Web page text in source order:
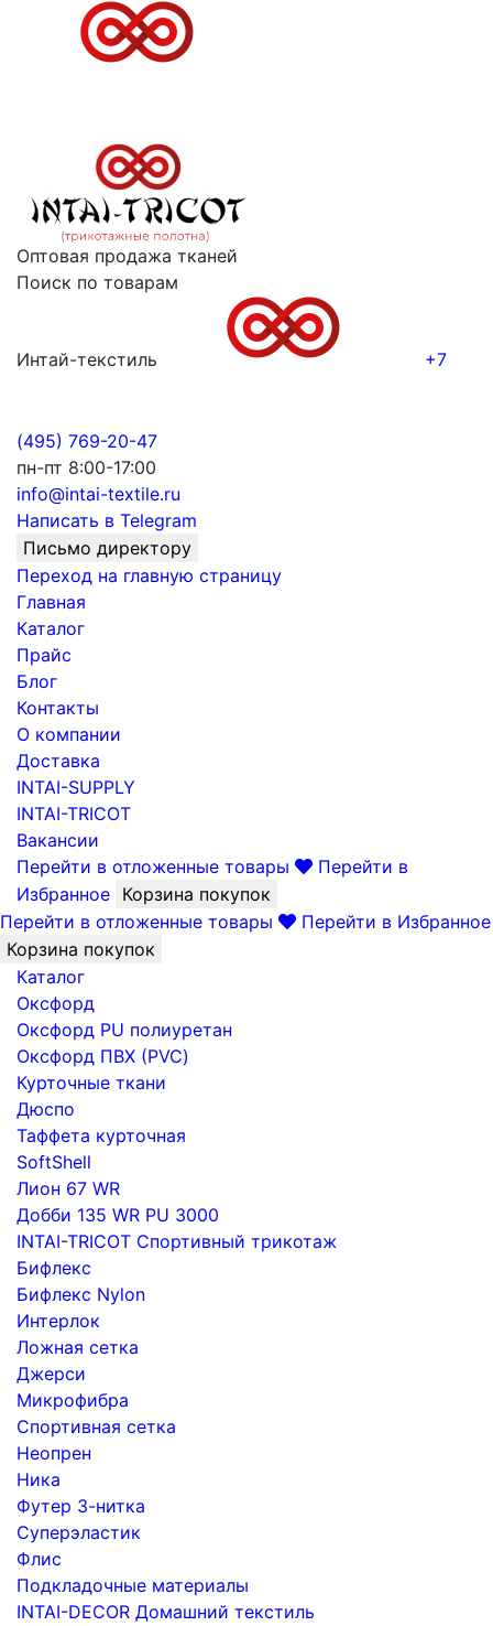
Оптовая продажа тканей
Поиск по товарам
Интай-текстиль +7
(495) 769-20-47
пн-пт 8:00-17:00
info@intai-textile.ru
Написать в Telegram
Письмо директору
Переход на главную страницу
Главная
Каталог
Прайс
Блог
Контакты
О компании
Доставка
INTAI-SUPPLY
INTAI-TRICOT
Вакансии
Перейти в отложенные товары
Перейти в
Избранное Корзина покупок
Перейти в отложенные товары
Перейти в Избранное
Корзина покупок
Каталог
Оксфорд
Оксфорд PU полиуретан
Оксфорд ПВХ (PVC)
Курточные ткани
Дюспо
Таффета курточная
SoftShell
Лион 67 WR
Добби 135 WR PU 3000
INTAI-TRICOT Спортивный трикотаж
Бифлекс
Бифлекс Nylon
Интерлок
Ложная сетка
Джерси
Микрофибра
Спортивная сетка
Неопрен
Ника
Футер 3-нитка
Суперэластик
Флис
Подкладочные материалы
INTAI-DECOR Домашний текстиль